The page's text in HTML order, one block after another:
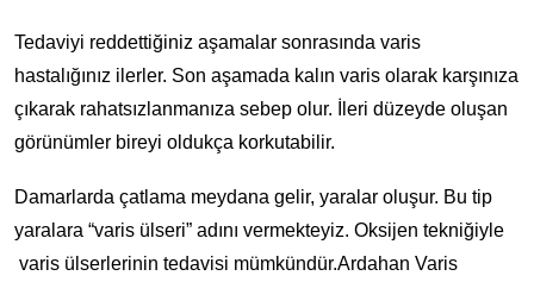
Tedaviyi reddettiğiniz aşamalar sonrasında varis
hastalığınız ilerler. Son aşamada kalın varis olarak karşınıza
çıkarak rahatsızlanmanıza sebep olur. İleri düzeyde oluşan
görünümler bireyi oldukça korkutabilir.
Damarlarda çatlama meydana gelir, yaralar oluşur. Bu tip
yaralara “varis ülseri” adını vermekteyiz. Oksijen tekniğiyle
varis ülserlerinin tedavisi mümkündür.Ardahan Varis